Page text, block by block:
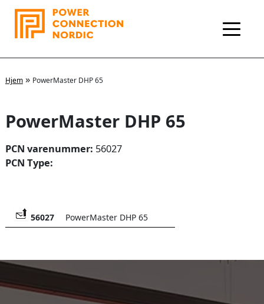
Hopp
Hjem» PowerMaster DHP 65
PowerMaster DHP 65
PCN varenummer: 56027
PCN Type:
56027 PowerMaster DHP 65